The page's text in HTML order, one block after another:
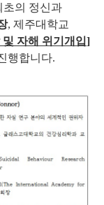
초의 정신과
, 제주대학교
및 자해 위기개입]
행합니다.